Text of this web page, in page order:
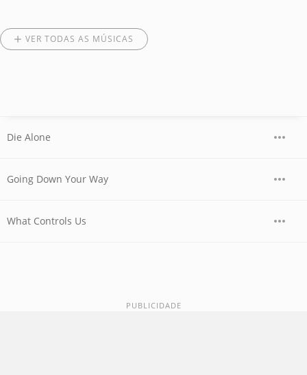
VER TODAS AS MÚSICAS
Die Alone
Going Down Your Way
What Controls Us